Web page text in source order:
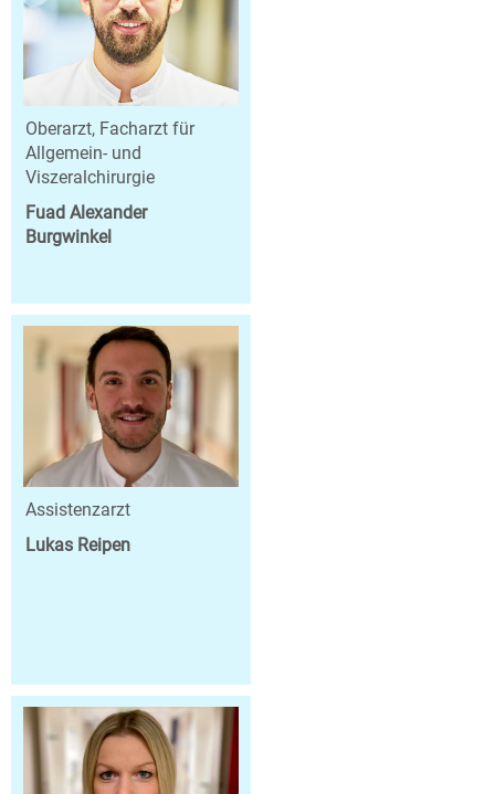
Oberarzt, Facharzt für
Allgemein- und
Viszeralchirurgie
Fuad Alexander
Burgwinkel
Assistenzarzt
Lukas Reipen